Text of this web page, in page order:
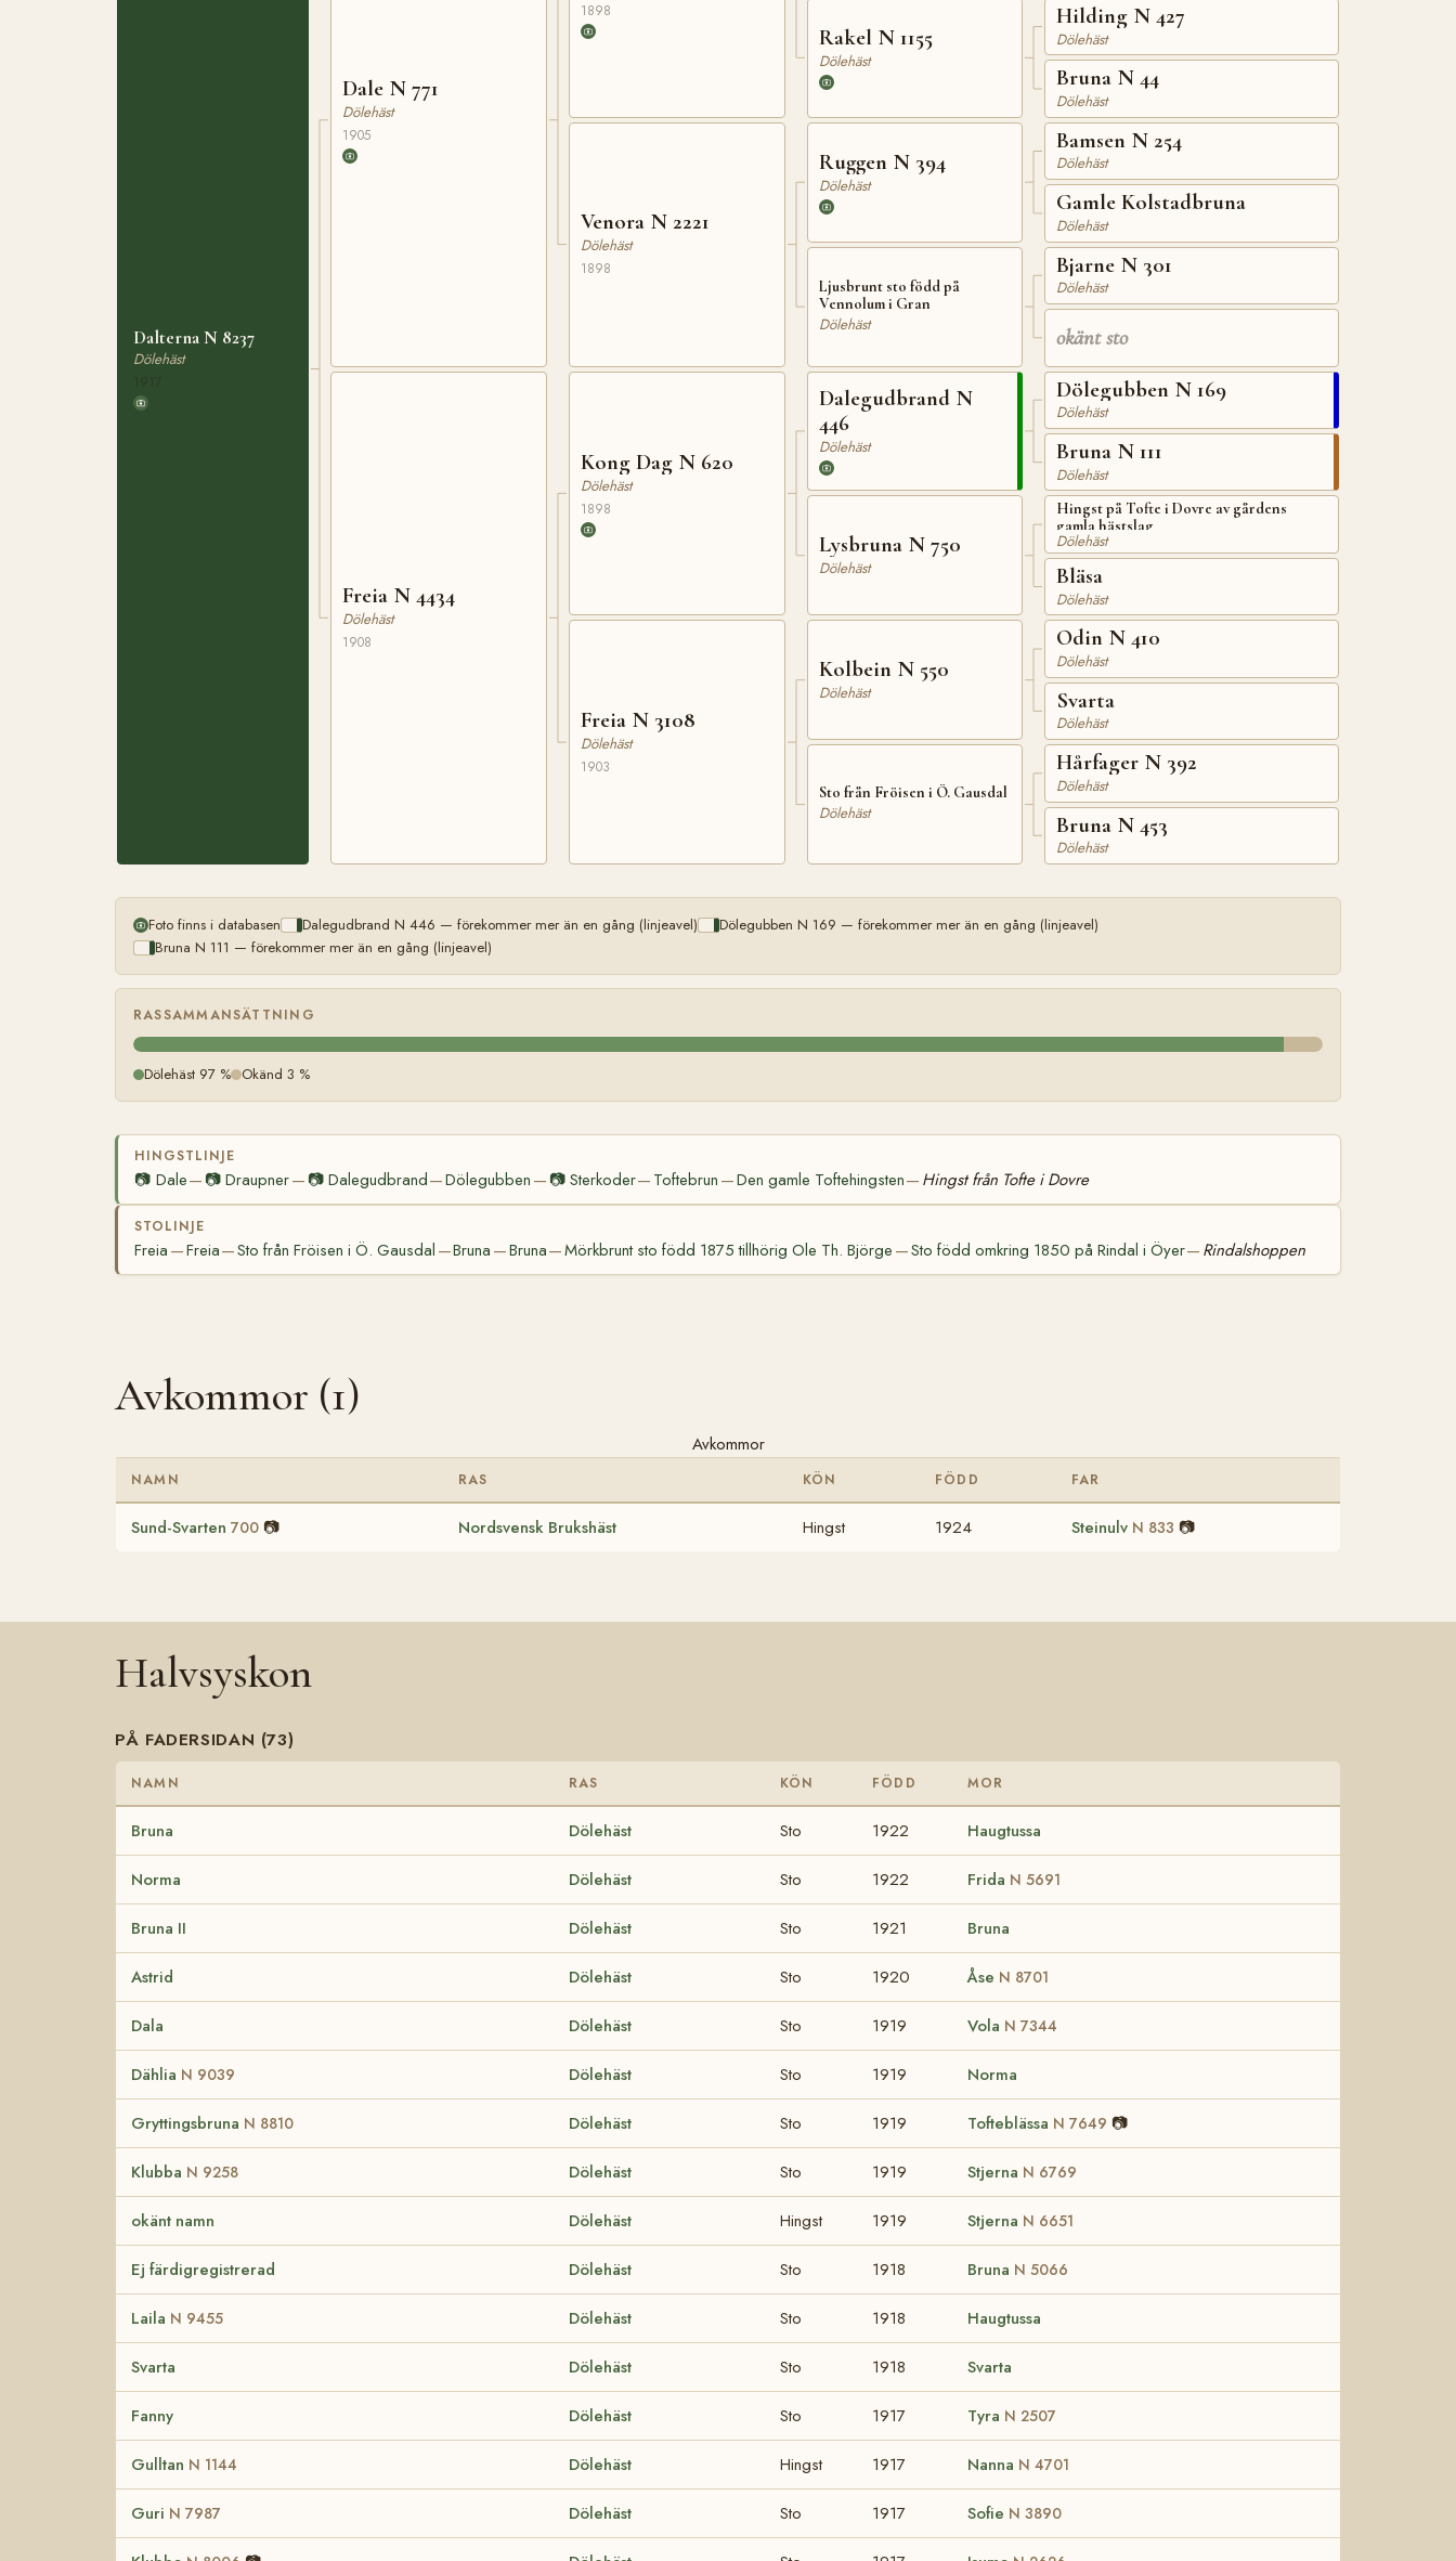
Dalterna N 8237
Dölehäst
Dale N 771
Dölehäst
1905
Freia N 4434
Dölehäst
1908
1898
Venora N 2221
Dölehäst
1898
Kong Dag N 620
Dölehäst
1898
Freia N 3108
Dölehäst
1903
Rakel N 1155
Dölehäst
Ruggen N 394
Dölehäst
Ljusbrunt sto född på
Vennolum i Gran
Dölehäst
Dalegudbrand N
446
Dölehäst
Lysbruna N 750
Dölehäst
Kolbein N 550
Dölehäst
Sto från Fröisen i Ö. Gausdal
Dölehäst
Hilding N 427
Dölehäst
Bruna N 44
Dölehäst
Bamsen N 254
Dölehäst
Gamle Kolstadbruna
Dölehäst
Bjarne N 301
Dölehäst
okänt sto
Dölegubben N 169
Dölehäst
Bruna N 111
Dölehäst
Hingst på Tofte i Dovre av gårdens
gamla hästslag
Dölehäst
Bläsa
Dölehäst
Odin N 410
Dölehäst
Svarta
Dölehäst
Hårfager N 392
Dölehäst
Bruna N 453
Dölehäst
Foto finns i databasen Dalegudbrand N 446 — förekommer mer än en gång (linjeavel)
Dölegubben N 169 — förekommer mer än en gång (linjeavel)
Bruna N 111 — förekommer mer än en gång (linjeavel)
RASSAMMANSÄTTNING
Dölehäst 97 % Okänd 3 %
HINGSTLINJE
📷 Dale— 📷Draupner— 📷 Dalegudbrand—Dölegubben — 📷 Sterkoder— Toftebrun —Den gamle Toftehingsten— Hingst från Tofte i Dovre
STOLINJE
Freia —Freia—Sto från Fröisen i Ö. Gausdal —Bruna —Bruna—Mörkbrunt sto född 1875 tillhörig Ole Th. Björge —Sto född omkring 1850 på Rindal i Öyer— Rindalshoppen
Avkommor (1)
Avkommor
NAMN RAS KÖN FÖDD FAR
Sund-Svarten 700 📷 Nordsvensk Brukshäst Hingst 1924 Steinulv N 833 📷
Halvsyskon
PÅ FADERSIDAN (73)
NAMN RAS KÖN FÖDD MOR
Bruna Dölehäst Sto 1922 Haugtussa
Norma Dölehäst Sto 1922 Frida N 5691
Bruna II Dölehäst Sto 1921 Bruna
Astrid Dölehäst Sto 1920 Åse N 8701
Dala Dölehäst Sto 1919 Vola N 7344
Dählia N 9039 Dölehäst Sto 1919 Norma
Gryttingsbruna N 8810 Dölehäst Sto 1919 Tofteblässa N 7649 📷
Klubba N 9258 Dölehäst Sto 1919 Stjerna N 6769
okänt namn Dölehäst Hingst 1919 Stjerna N 6651
Ej färdigregistrerad Dölehäst Sto 1918 Bruna N 5066
Laila N 9455 Dölehäst Sto 1918 Haugtussa
Svarta Dölehäst Sto 1918 Svarta
Fanny Dölehäst Sto 1917 Tyra N 2507
Gulltan N 1144 Dölehäst Hingst 1917 Nanna N 4701
Guri N 7987 Dölehäst Sto 1917 Sofie N 3890